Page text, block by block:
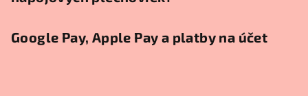
Google Pay, Apple Pay a platby na účet